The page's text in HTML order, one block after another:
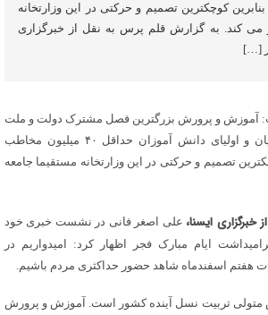
کوچکترین تصمیم و حرکتی در این وزارتخانه
می کند. به گزارش قلم پرس به نقل از خبرگزاری
[…]
آموزش و پرورش بزرگترین فصل مشترک دولت و ملت
است و با احتساب فرهنگیان و اولیای دانش آموزان حداقل ۴۰ میلیون مخاطب
تصمیم و حرکتی در این وزارتخانه مستقیما جامعه
ایسنا، علی اصغر فانی در نشست خبری خود
ایام مبارک فجر اظهار کرد: امیدواریم در
متولی تربیت نسل آینده کشور است. آموزش و پرورش